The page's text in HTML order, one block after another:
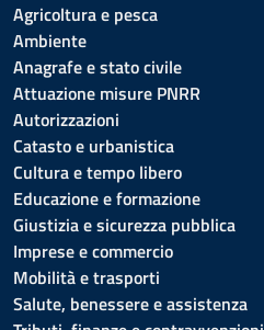
Agricoltura e pesca
Ambiente
Anagrafe e stato civile
Attuazione misure PNRR
Autorizzazioni
Catasto e urbanistica
Cultura e tempo libero
Educazione e formazione
Giustizia e sicurezza pubblica
Imprese e commercio
Mobilità e trasporti
Salute, benessere e assistenza